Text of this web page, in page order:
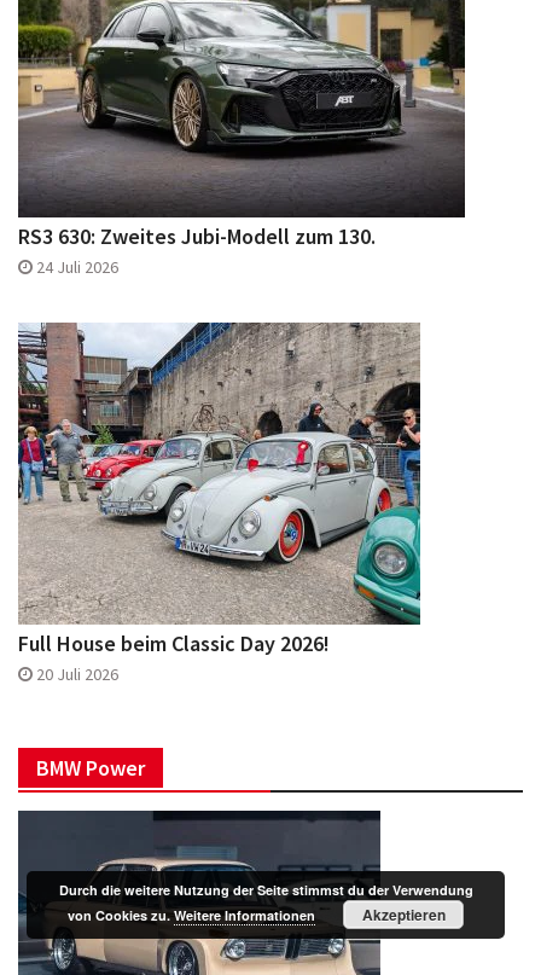
RS3 630: Zweites Jubi-Modell zum 130.
24 Juli 2026
Full House beim Classic Day 2026!
20 Juli 2026
BMW Power
Durch die weitere Nutzung der Seite stimmst du der Verwendung
von Cookies zu.Weitere Informationen Akzeptieren